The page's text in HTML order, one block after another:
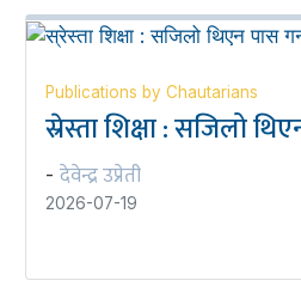
Publications by Chautarians
स्रेस्ता शिक्षा : सजिलो
- देवेन्द्र उप्रेती
2026-07-19